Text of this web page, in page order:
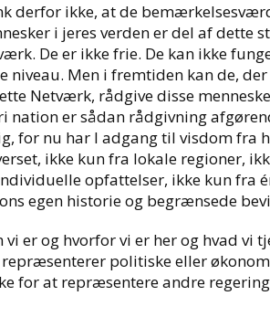
derfor ikke, at de
i jeres verden er del af dette
De er ikke frie. De kan ikke
niveau. Men i fremtiden kan de,
Netværk, rådgive disse
nation er sådan rådgivning
for nu har I adgang til visdom fra
ikke kun fra lokale regioner,
opfattelser, ikke kun fra
egen historie og begrænsede
er og hvorfor vi er her og hvad vi
politiske eller
for at repræsentere andre